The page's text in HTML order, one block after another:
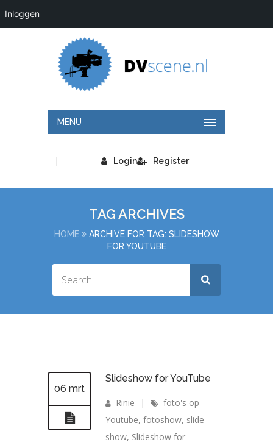
Inloggen
MENU
Login
| Register
TAG ARCHIVES
HOME
ARCHIVE FOR TAG: SLIDESHOW
FOR YOUTUBE
06 mrt
Slideshow for YouTube
Rinie |
foto's op
Youtube, fotoshow, slide
show, Slideshow for